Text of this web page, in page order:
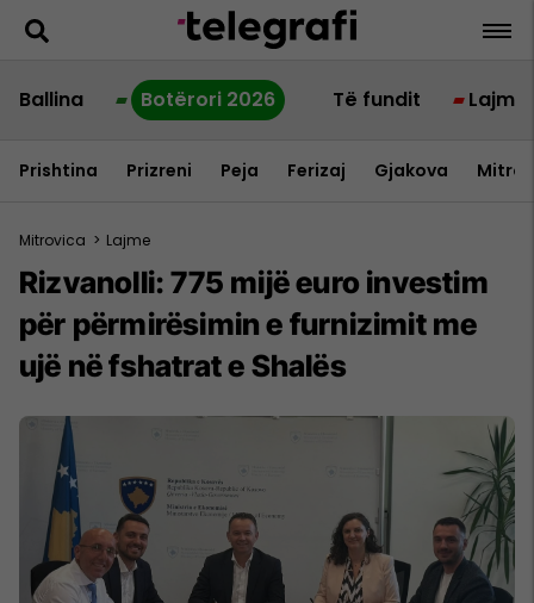
Ballina Botërori 2026 Të fundit Lajme
Prishtina Prizreni Peja Ferizaj Gjakova
Mitrovica > Lajme
Rizvanolli: 775 mijë euro investim
për përmirësimin e furnizimit me
ujë në fshatrat e Shalës